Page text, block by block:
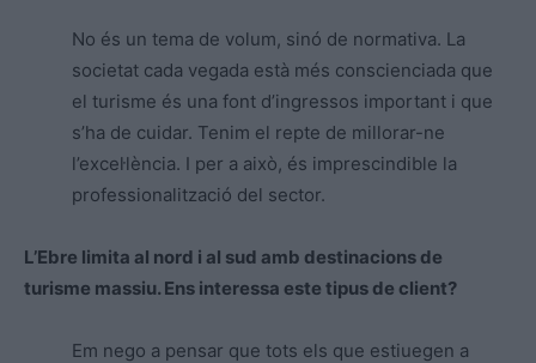
No és un tema de volum, sinó de normativa. La
societat cada vegada està més conscienciada que
el turisme és una font d’ingressos important i que
s’ha de cuidar. Tenim el repte de millorar-ne
l’excel·lència. I per a això, és imprescindible la
professionalització del sector.
L’Ebre limita al nord i al sud amb destinacions de
turisme massiu. Ens interessa este tipus de client?
Em nego a pensar que tots els que estiuegen a